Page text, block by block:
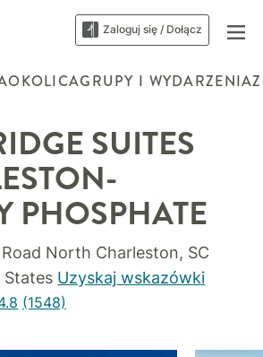
Zaloguj się / Dołącz
OKOLICAGRUPY I WYDARZENIA
SUITES
PHOSPHATE
North Charleston, SC
States Uzyskaj wskazówki
(1548)